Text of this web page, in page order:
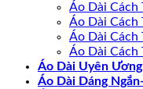
Áo Dài Cách
Áo Dài Cách
Áo Dài Cách
Áo Dài Cách
Áo Dài Uyên Ương
Áo Dài Dáng